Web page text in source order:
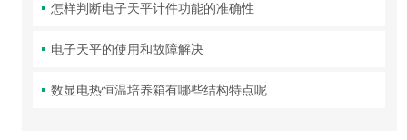
怎样判断电子天平计件功能的准确性
电子天平的使用和故障解决
数显电热恒温培养箱有哪些结构特点呢